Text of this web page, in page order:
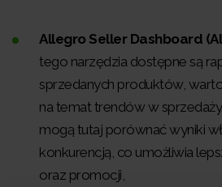
Allegro Seller Dashboard
tego narzędzia dostępne są
sprzedanych produktów,
na temat trendów w
mogą tutaj porównać wyniki
konkurencją, co umożliwia
oraz promocji,